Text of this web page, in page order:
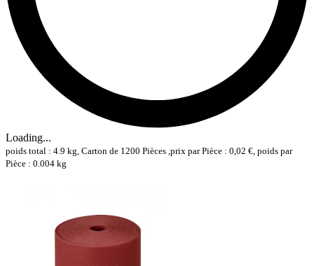
Loading...
poids total : 4.9 kg, Carton de 1200 Pièces ,prix par Pièce : 0,02 €, poids par
Pièce : 0.004 kg